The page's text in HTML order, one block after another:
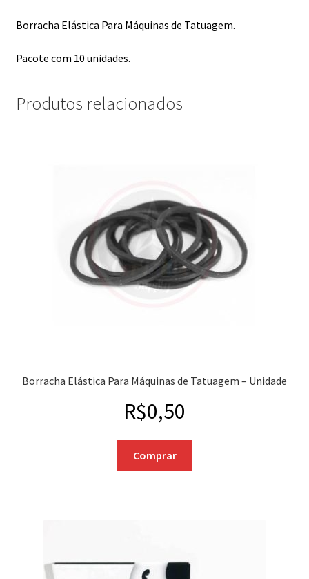
Borracha Elástica Para Máquinas de Tatuagem.
Pacote com 10 unidades.
Produtos relacionados
Borracha Elástica Para Máquinas de Tatuagem – Unidade
R$0,50
Comprar